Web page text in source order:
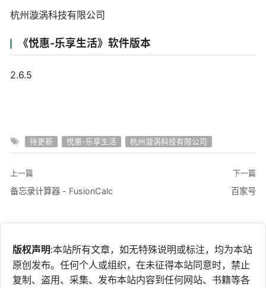
杭州漩涡科技有限公司
《悦惠-乐享生活》软件版本
2.6.5
待更新 悦惠-乐享生活 杭州漩涡科技有限公司
上一篇
备忘录计算器 - FusionCalc
下一篇
百家号
版权声明:本站所有文章，如无特殊说明或标注，均为本站
原创发布。任何个人或组织，在未征得本站同意时，禁止
复制、盗用、采集、发布本站内容到任何网站、书籍等各